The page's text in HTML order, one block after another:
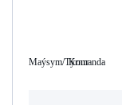
Maýsym/TýrnırKomanda